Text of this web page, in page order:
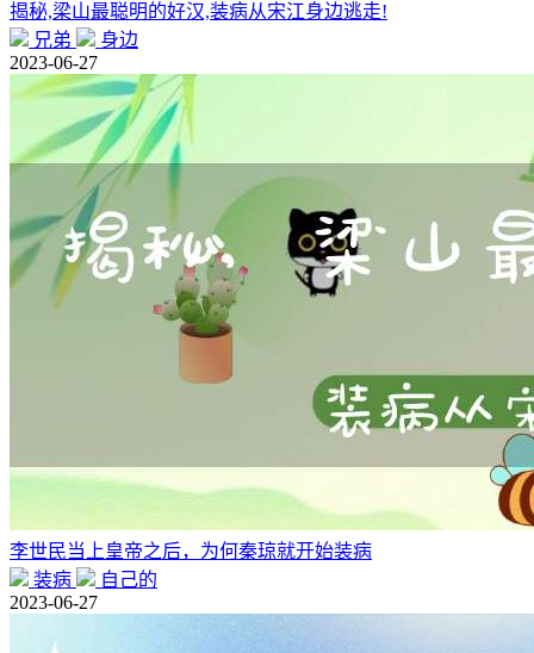
揭秘,梁山最聪明的好汉,装病从宋江身边逃走!
兄弟
身边
2023-06-27
李世民当上皇帝之后，为何秦琼就开始装病
装病
自己的
2023-06-27